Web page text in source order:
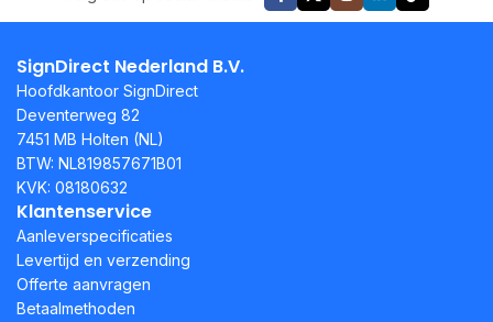
SignDirect Nederland B.V.
Hoofdkantoor SignDirect
Deventerweg 82
7451 MB Holten (NL)
BTW: NL819857671B01
KVK: 08180632
Klantenservice
Aanleverspecificaties
Levertijd en verzending
Offerte aanvragen
Betaalmethoden